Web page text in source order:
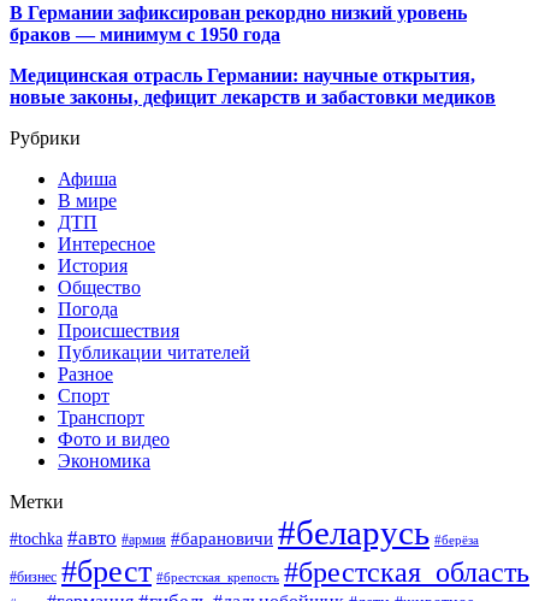
В Германии зафиксирован рекордно низкий уровень
браков — минимум с 1950 года
Медицинская отрасль Германии: научные открытия,
новые законы, дефицит лекарств и забастовки медиков
Рубрики
Афиша
В мире
ДТП
Интересное
История
Общество
Погода
Происшествия
Публикации читателей
Разное
Спорт
Транспорт
Фото и видео
Экономика
Метки
#tochka #авто #армия #барановичи #беларусь #берёза
#бизнес #брест #брестская_крепость #брестская_область